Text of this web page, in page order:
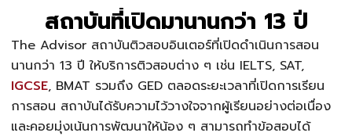
สถาบันที่เปิดมานานกว่า 13 ปี
The Advisor สถาบันติวสอบอินเตอร์ที่เปิดดำเนินการสอน
นานกว่า 13 ปี ให้บริการติวสอบต่าง ๆ เช่น IELTS, SAT,
IGCSE, BMAT รวมถึง GED ตลอดระยะเวลาที่เปิดการเรียน
การสอน สถาบันได้รับความไว้วางใจจากผู้เรียนอย่างต่อเนื่อง
และคอยมุ่งเน้นการพัฒนาให้น้อง ๆ สามารถทำข้อสอบได้